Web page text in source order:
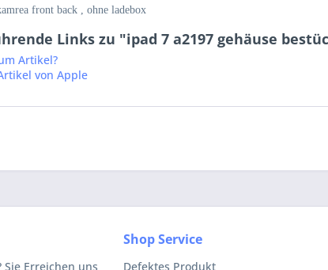
front back , ohne ladebox
Links zu "ipad 7 a2197 gehäuse
Artikel?
von Apple
Sie Erreichen uns
Shop Service
Defektes Produkt